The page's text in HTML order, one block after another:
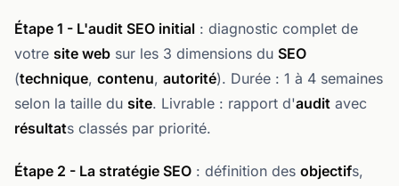
Étape 1 - L'audit SEO initial : diagnostic complet de
votre site web sur les 3 dimensions du SEO
(technique, contenu, autorité). Durée : 1 à 4 semaines
selon la taille du site. Livrable : rapport d'audit avec
résultats classés par priorité.
Étape 2 - La stratégie SEO : définition des objectifs,